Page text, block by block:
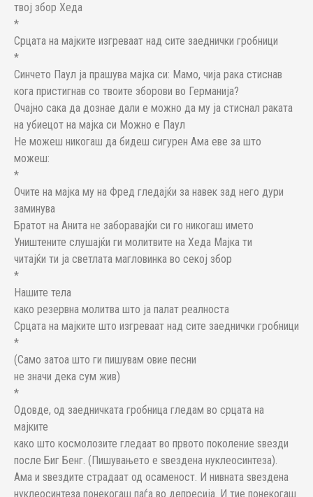
твој збор Хеда
*
Срцата на мајките изгреваат над сите заеднички гробници
*
Синчето Паул ја прашува мајка си: Мамо, чија рака стиснав
кога пристигнав со твоите зборови во Германија?
Очајно сака да дознае дали е можно да му ја стиснал раката
на убиецот на мајка си Можно е Паул
Не можеш никогаш да бидеш сигурен Ама еве за што
можеш:
*
Очите на мајка му на Фред гледајќи за навек зад него дури
заминува
Братот на Анита не заборавајќи си го никогаш името
Уништените слушајќи ги молитвите на Хеда Мајка ти
читајќи ти ја светлата магловинка во секој збор
*
Нашите тела
како резервна молитва што ја палат реалноста
Срцата на мајките што изгреваат над сите заеднички гробници
*
(Само затоа што ги пишувам овие песни
не значи дека сум жив)
*
Одовде, од заедничката гробница гледам во срцата на
мајките
како што космолозите гледаат во првото поколение ѕвезди
после Биг Бенг. (Пишувањето е ѕвездена нуклеосинтеза).
Ама и ѕвездите страдаат од осаменост. И нивната ѕвездена
нуклеосинтеза понекогаш паѓа во депресија. И тие понекогаш